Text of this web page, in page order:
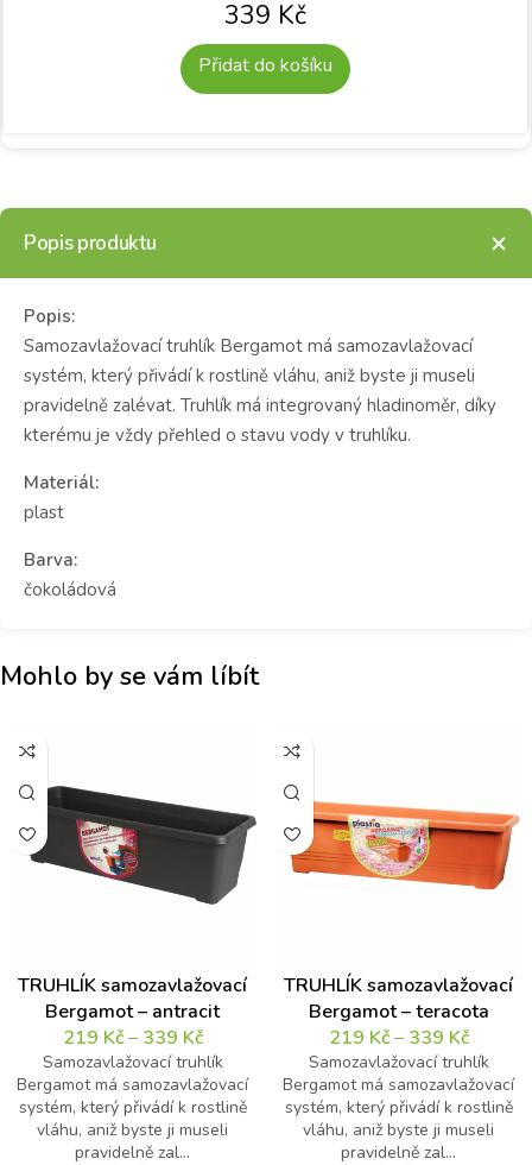
339 Kč
Přidat do košíku
Popis produktu
Popis:
Samozavlažovací truhlík Bergamot má samozavlažovací
systém, který přivádí k rostlině vláhu, aniž byste ji museli
pravidelně zalévat. Truhlík má integrovaný hladinoměr, díky
kterému je vždy přehled o stavu vody v truhlíku.
Materiál:
plast
Barva:
čokoládová
Mohlo by se vám líbít
TRUHLÍK samozavlažovací
Bergamot – antracit
219 Kč– 339 Kč
Samozavlažovací truhlík
Bergamot má samozavlažovací
systém, který přivádí k rostlině
vláhu, aniž byste ji museli
pravidelně zal...
TRUHLÍK samozavlažovací
Bergamot – teracota
219 Kč– 339 Kč
Samozavlažovací truhlík
Bergamot má samozavlažovací
systém, který přivádí k rostlině
vláhu, aniž byste ji museli
pravidelně zal...